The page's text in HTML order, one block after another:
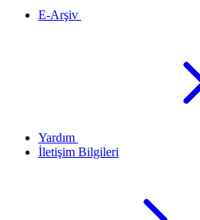
E-Arşiv
Yardım
İletişim Bilgileri